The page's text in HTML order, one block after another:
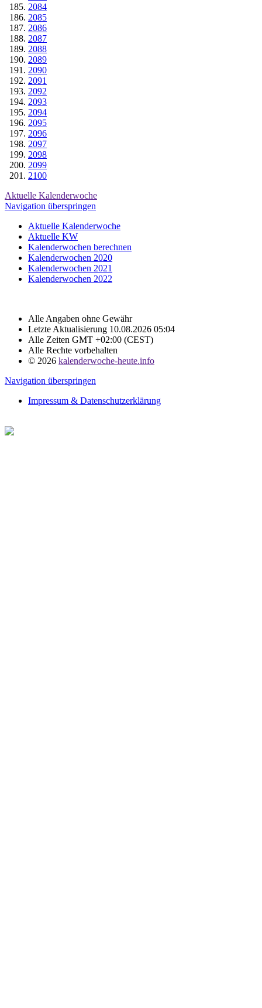
2084
2085
2086
2087
2088
2089
2090
2091
2092
2093
2094
2095
2096
2097
2098
2099
2100
Aktuelle Kalenderwoche
Navigation überspringen
Aktuelle Kalenderwoche
Aktuelle KW
Kalenderwochen berechnen
Kalenderwochen 2020
Kalenderwochen 2021
Kalenderwochen 2022
Alle Angaben ohne Gewähr
Letzte Aktualisierung 10.08.2026 05:04
Alle Zeiten GMT +02:00 (CEST)
Alle Rechte vorbehalten
© 2026 kalenderwoche-heute.info
Navigation überspringen
Impressum & Datenschutzerklärung